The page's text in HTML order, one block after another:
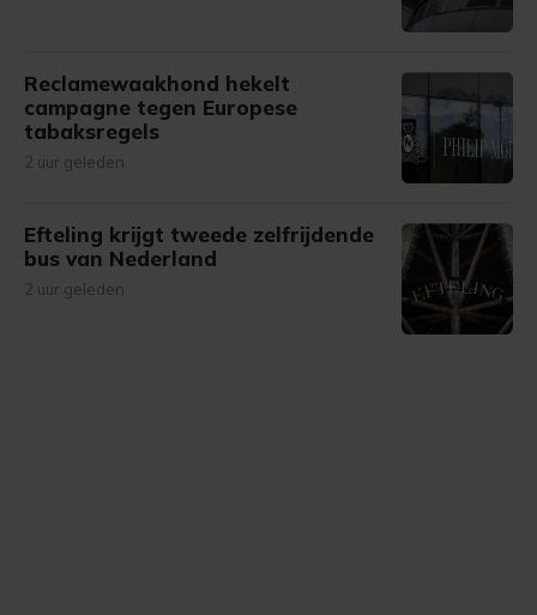
Reclamewaakhond hekelt
campagne tegen Europese
tabaksregels
2 uur geleden
Efteling krijgt tweede zelfrijdende
bus van Nederland
2 uur geleden